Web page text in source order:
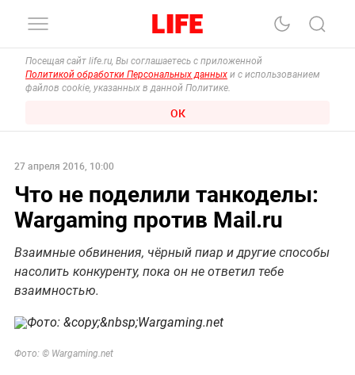
Посещая сайт life.ru, Вы соглашаетесь с приложенной
Политикой обработки Персональных данных и с использованием
файлов cookie, указанных в данной Политике.
ОК
27 апреля 2016, 10:00
Что не поделили танкоделы:
Wargaming против Mail.ru
Взаимные обвинения, чёрный пиар и другие способы
насолить конкуренту, пока он не ответил тебе
взаимностью.
Фото: © Wargaming.net